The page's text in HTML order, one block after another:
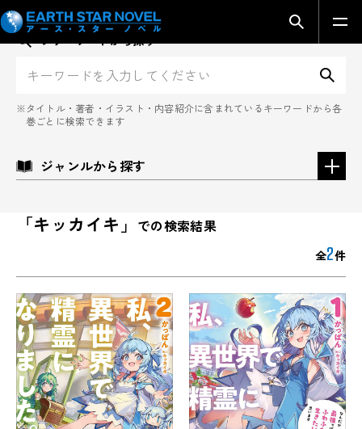
検索モー
フリーワードから探す
タイトル・著者・イラスト・内容紹介に含まれているキーワードから各
巻ごとに検索できます
ジャンルから探す
「キッカイキ」 での検索結果
全2件